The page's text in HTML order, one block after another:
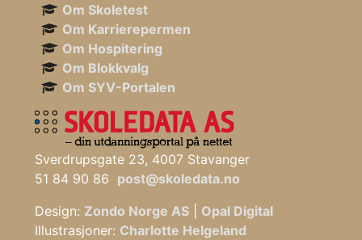
Om Skoletest
Om Karrierepermen
Om Hospitering
Om Blokkvalg
Om SYV-Portalen
Sverdrupsgate 23, 4007 Stavanger
51 84 90 86 post@skoledata.no
Design: Zondo Norge AS
Opal Digital
Illustrasjoner: Charlotte Helgeland